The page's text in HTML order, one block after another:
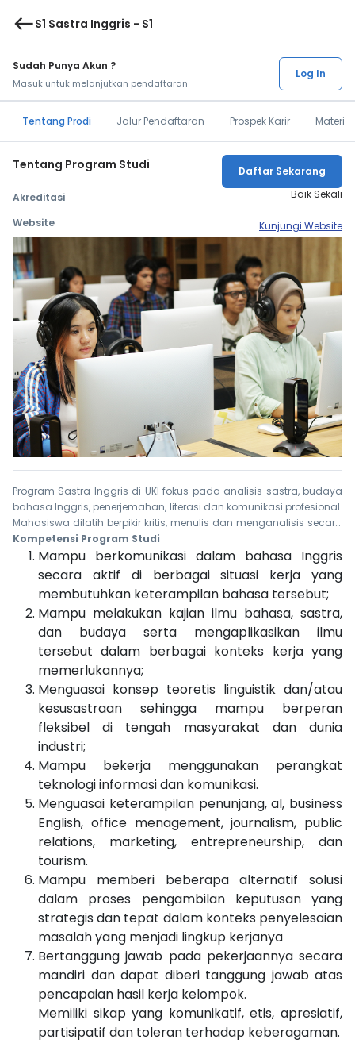
westS1 Sastra Inggris - S1
Sudah Punya Akun ?
Masuk untuk melanjutkan pendaftaran
Log In
Tentang Prodi Jalur Pendaftaran Prospek Karir Materi
Tentang Program Studi
Akreditasi Baik Sekali
Website Kunjungi Website
Daftar Sekarang
Program Sastra Inggris di UKI fokus pada analisis sastra, budaya
bahasa Inggris, penerjemahan, literasi dan komunikasi profesional.
Mahasiswa dilatih berpikir kritis, menulis dan menganalisis secara
mendalam. Nilai Kristiani mendorong mahasiswa untuk
menggunakan kemampuan bahasa dan sastra sebagai
instrument pelayanan, dialog antarbudaya, danglobal
engagement. Lulusan bisa menjadi penerjemah, editor, pengajar,
wartawan, atau profesional media dan komunikasi.
Kompetensi Program Studi
Mampu berkomunikasi dalam bahasa Inggris
secara aktif di berbagai situasi kerja yang
membutuhkan keterampilan bahasa tersebut;
Mampu melakukan kajian ilmu bahasa, sastra,
dan budaya serta mengaplikasikan ilmu
tersebut dalam berbagai konteks kerja yang
memerlukannya;
Menguasai konsep teoretis linguistik dan/atau
kesusastraan sehingga mampu berperan
fleksibel di tengah masyarakat dan dunia
industri;
Mampu bekerja menggunakan perangkat
teknologi informasi dan komunikasi.
Menguasai keterampilan penunjang, al, business
English, office menagement, journalism, public
relations, marketing, entrepreneurship, dan
tourism.
Mampu memberi beberapa alternatif solusi
dalam proses pengambilan keputusan yang
strategis dan tepat dalam konteks penyelesaian
masalah yang menjadi lingkup kerjanya
Bertanggung jawab pada pekerjaannya secara
mandiri dan dapat diberi tanggung jawab atas
pencapaian hasil kerja kelompok.
Memiliki sikap yang komunikatif, etis, apresiatif,
partisipatif dan toleran terhadap keberagaman.